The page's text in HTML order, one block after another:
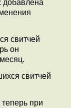
добавлена
свитчей
он
свитчей
при